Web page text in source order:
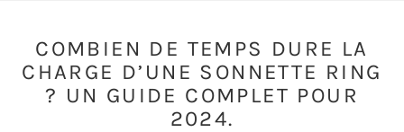
COMBIEN DE TEMPS DURE LA
CHARGE D’UNE SONNETTE RING
? UN GUIDE COMPLET POUR
2024.